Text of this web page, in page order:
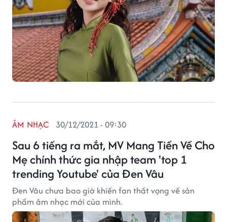
Sau 6 tiếng ra mắt, MV Mang Tiền Về Cho
Mẹ chính thức gia nhập team 'top 1
trending Youtube' của Đen Vâu
ÂM NHẠC 30/12/2021 - 09:30
Đen Vâu chưa bao giờ khiến fan thất vọng về sản
phẩm âm nhạc mới của mình.